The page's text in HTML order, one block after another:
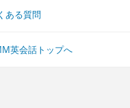
ある質問
英会話トップへ